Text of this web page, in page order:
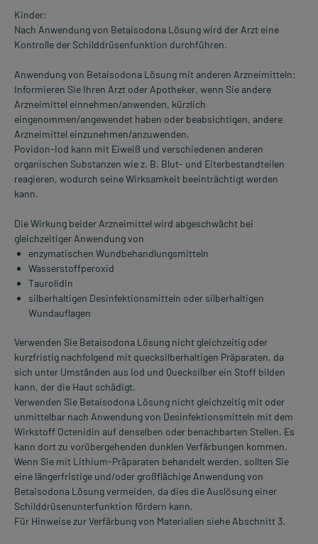
Kinder:
Nach Anwendung von Betaisodona Lösung wird der Arzt eine
Kontrolle der Schilddrüsenfunktion durchführen.
Anwendung von Betaisodona Lösung mit anderen Arzneimitteln:
Informieren Sie Ihren Arzt oder Apotheker, wenn Sie andere
Arzneimittel einnehmen/anwenden, kürzlich
eingenommen/angewendet haben oder beabsichtigen, andere
Arzneimittel einzunehmen/anzuwenden.
Povidon-Iod kann mit Eiweiß und verschiedenen anderen
organischen Substanzen wie z. B. Blut- und Eiterbestandteilen
reagieren, wodurch seine Wirksamkeit beeinträchtigt werden
kann.
Die Wirkung beider Arzneimittel wird abgeschwächt bei
gleichzeitiger Anwendung von
enzymatischen Wundbehandlungsmitteln
Wasserstoffperoxid
Taurolidin
silberhaltigen Desinfektionsmitteln oder silberhaltigen
Wundauflagen
Verwenden Sie Betaisodona Lösung nicht gleichzeitig oder
kurzfristig nachfolgend mit quecksilberhaltigen Präparaten, da
sich unter Umständen aus Iod und Quecksilber ein Stoff bilden
kann, der die Haut schädigt.
Verwenden Sie Betaisodona Lösung nicht gleichzeitig mit oder
unmittelbar nach Anwendung von Desinfektionsmitteln mit dem
Wirkstoff Octenidin auf denselben oder benachbarten Stellen. Es
kann dort zu vorübergehenden dunklen Verfärbungen kommen.
Wenn Sie mit Lithium-Präparaten behandelt werden, sollten Sie
eine längerfristige und/oder großflächige Anwendung von
Betaisodona Lösung vermeiden, da dies die Auslösung einer
Schilddrüsenunterfunktion fördern kann.
Für Hinweise zur Verfärbung von Materialien siehe Abschnitt 3.